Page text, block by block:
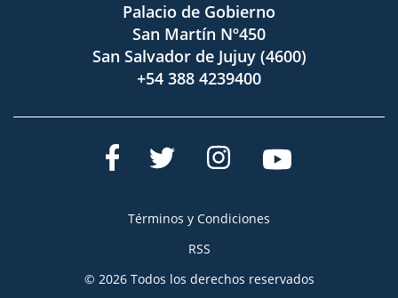
Palacio de Gobierno
San Martín Nº450
San Salvador de Jujuy (4600)
+54 388 4239400
Términos y Condiciones
RSS
© 2026 Todos los derechos reservados